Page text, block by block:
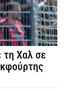
Χαλ σε